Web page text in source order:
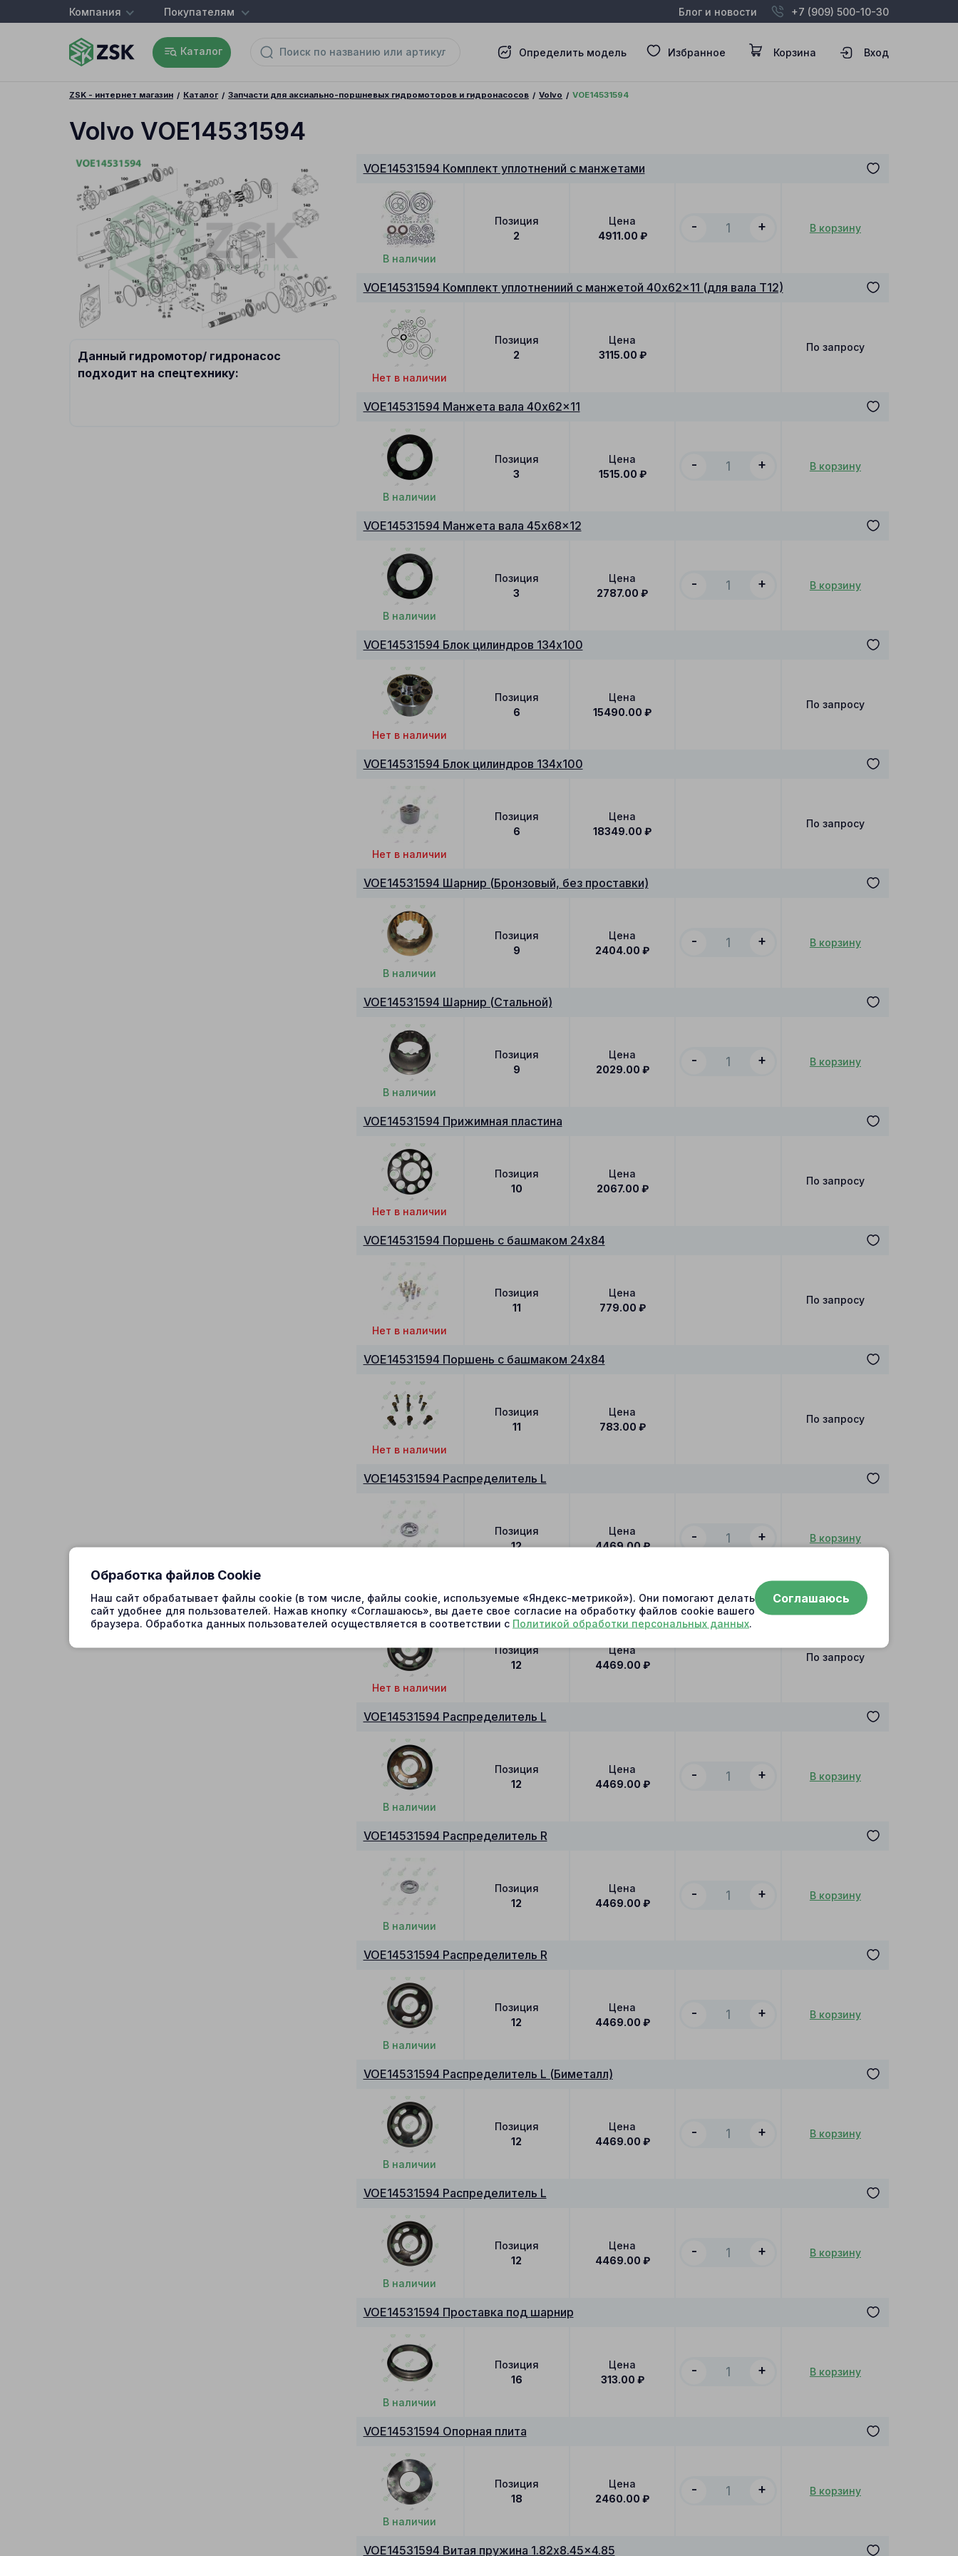
Компания Покупателям Блог и новости +7 (909) 500-10-30
Каталог Определить модель Избранное Корзина Вход
ZSK - интернет магазин Каталог Запчасти для аксиально-поршневых гидромоторов и гидронасосов Volvo VOE14531594
Volvo VOE14531594
Данный гидромотор/ гидронасос
подходит на спецтехнику:
VOE14531594 Комплект уплотнений с манжетами
В наличии
Позиция
2
Цена
4911.00 ₽
- + В корзину
VOE14531594 Комплект уплотнениий с манжетой 40x62x11 (для вала T12)
Нет в наличии
Позиция
2
Цена
3115.00 ₽
По запросу
VOE14531594 Манжета вала 40x62x11
В наличии
Позиция
3
Цена
1515.00 ₽
- + В корзину
VOE14531594 Манжета вала 45x68x12
В наличии
Позиция
3
Цена
2787.00 ₽
- + В корзину
VOE14531594 Блок цилиндров 134x100
Нет в наличии
Позиция
6
Цена
15490.00 ₽
По запросу
VOE14531594 Блок цилиндров 134x100
Нет в наличии
Позиция
6
Цена
18349.00 ₽
По запросу
VOE14531594 Шарнир (Бронзовый, без проставки)
В наличии
Позиция
9
Цена
2404.00 ₽
- + В корзину
VOE14531594 Шарнир (Стальной)
В наличии
Позиция
9
Цена
2029.00 ₽
- + В корзину
VOE14531594 Прижимная пластина
Нет в наличии
Позиция
10
Цена
2067.00 ₽
По запросу
VOE14531594 Поршень с башмаком 24x84
Нет в наличии
Позиция
11
Цена
779.00 ₽
По запросу
VOE14531594 Поршень с башмаком 24x84
Нет в наличии
Позиция
11
Цена
783.00 ₽
По запросу
VOE14531594 Распределитель L
Позиция
12
Цена
4469.00₽
- + В корзину
VOE14531594 Распределитель R
Нет в наличии
Позиция
12
Цена
4469.00 ₽
По запросу
VOE14531594 Распределитель L
В наличии
Позиция
12
Цена
4469.00 ₽
- + В корзину
VOE14531594 Распределитель R
В наличии
Позиция
12
Цена
4469.00 ₽
- + В корзину
VOE14531594 Распределитель R
В наличии
Позиция
12
Цена
4469.00 ₽
- + В корзину
VOE14531594 Распределитель L (Биметалл)
В наличии
Позиция
12
Цена
4469.00 ₽
- + В корзину
VOE14531594 Распределитель L
В наличии
Позиция
12
Цена
4469.00 ₽
- + В корзину
VOE14531594 Проставка под шарнир
В наличии
Позиция
16
Цена
313.00 ₽
- + В корзину
VOE14531594 Опорная плита
В наличии
Позиция
18
Цена
2460.00 ₽
- + В корзину
VOE14531594 Витая пружина 1.82x8.45x4.85
Обработка файлов Cookie
Наш сайт обрабатывает файлы cookie (в том числе, файлы cookie, используемые «Яндекс-метрикой»). Они помогают делать
сайт удобнее для пользователей. Нажав кнопку «Соглашаюсь», вы даете свое согласие на обработку файлов cookie вашего
браузера. Обработка данных пользователей осуществляется в соответствии с Политикой обработки персональных данных.
Соглашаюсь